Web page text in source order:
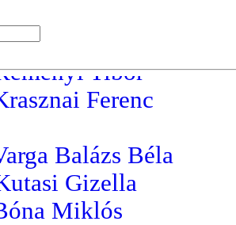
Aliz
László
Tibor
Ferenc
Balázs Béla
Gizella
Miklós